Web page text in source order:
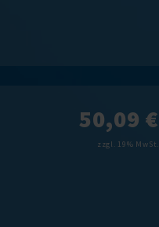
50,09 €
zzgl. 19% MwSt.